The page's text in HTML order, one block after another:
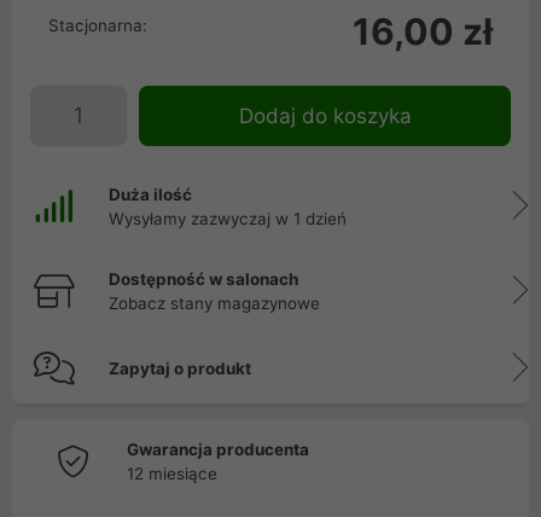
Stacjonarna: 16,00 zł
Dodaj do koszyka
Duża ilość
Wysyłamy zazwyczaj w 1 dzień
Dostępność w salonach
Zobacz stany magazynowe
Zapytaj o produkt
Gwarancja producenta
12 miesiące